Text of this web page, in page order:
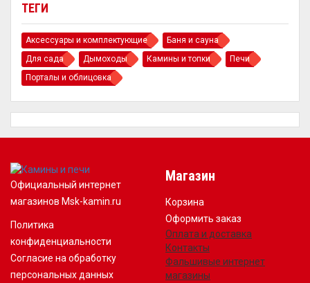
ТЕГИ
Аксессуары и комплектующие
Баня и сауна
Для сада
Дымоходы Камины и топки
Печи
Порталы и облицовка
Официальный интернет
магазинов Msk-kamin.ru
Политика
конфиденциальности
Согласие на обработку
персональных данных
Магазин
Корзина
Оформить заказ
Оплата и доставка
Контакты
Фальшивые интернет
магазины